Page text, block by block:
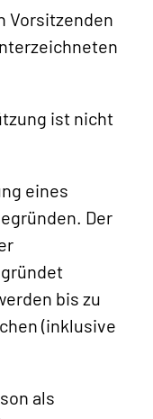
Vorsitzenden
ist nicht
eines
Der
bis zu
(inklusive
als